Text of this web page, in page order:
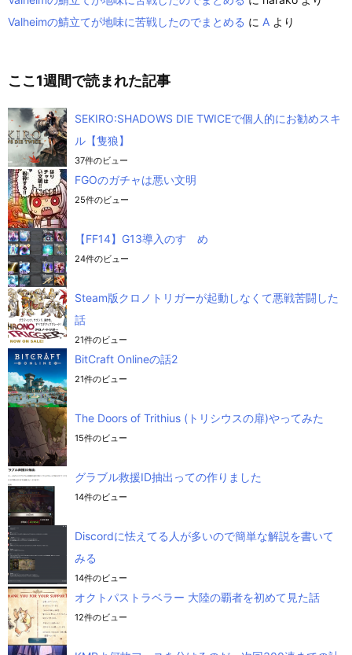
Valheimの鯖立てが地味に苦戦したのでまとめる に A より
ここ1週間で読まれた記事
SEKIRO:SHADOWS DIE TWICEで個人的にお勧めスキ
ル【隻狼】
37件のビュー
FGOのガチャは悪い文明
25件のビュー
【FF14】G13導入のすゝめ
24件のビュー
Steam版クロノトリガーが起動しなくて悪戦苦闘した
話
21件のビュー
BitCraft Onlineの話2
21件のビュー
The Doors of Trithius (トリシウスの扉)やってみた
15件のビュー
グラブル救援ID抽出っての作りました
14件のビュー
Discordに怯えてる人が多いので簡単な解説を書いて
みる
14件のビュー
オクトパストラベラー 大陸の覇者を初めて見た話
12件のビュー